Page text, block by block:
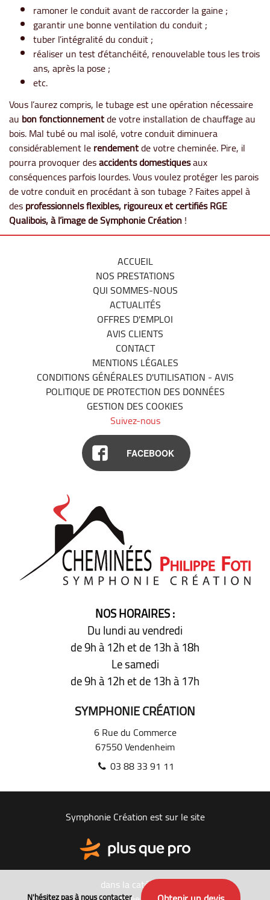
N'hésitez pas à nous contacter
ramoner le conduit avant de raccorder la gaine ;
garantir une bonne ventilation du conduit ;
tuber l’intégralité du conduit ;
réaliser un test d’étanchéité, renouvelable tous les trois
ans, après la pose ;
etc.
Vous l’aurez compris, le tubage est une opération nécessaire
au bon fonctionnementde votre installation de chauffage au
bois. Mal tubé ou mal isolé, votre conduit diminuera
considérablement lerendementde votre cheminée. Pire, il
pourra provoquer desaccidents domestiquesaux
conséquences parfois lourdes. Vous voulez protéger les parois
de votre conduit en procédant à son tubage ? Faites appel à
desprofessionnels flexibles, rigoureux et certifiés RGE
Qualibois, à l’image de Symphonie Création!
ACCUEIL
NOS PRESTATIONS
QUI SOMMES-NOUS
ACTUALITÉS
OFFRES D'EMPLOI
AVIS CLIENTS
CONTACT
MENTIONS LÉGALES
CONDITIONS GÉNÉRALES D'UTILISATION - AVIS
POLITIQUE DE PROTECTION DES DONNÉES
GESTION DES COOKIES
Suivez-nous
FACEBOOK
NOS HORAIRES :
Du lundi au vendredi
de 9h à 12het de 13h à 18h
Le samedi
de 9h à 12het de 13h à 17h
SYMPHONIE CRÉATION
6 Rue du Commerce
67550Vendenheim
03 88 33 91 11
Symphonie Création est sur le site
dans la catégorie